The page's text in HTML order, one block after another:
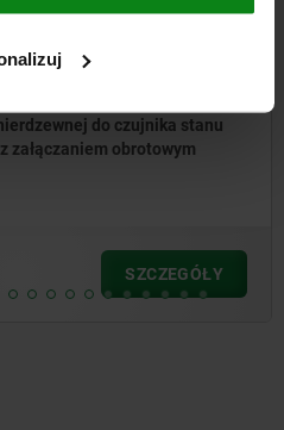
stanu
od1
plus VAT
plus koszty